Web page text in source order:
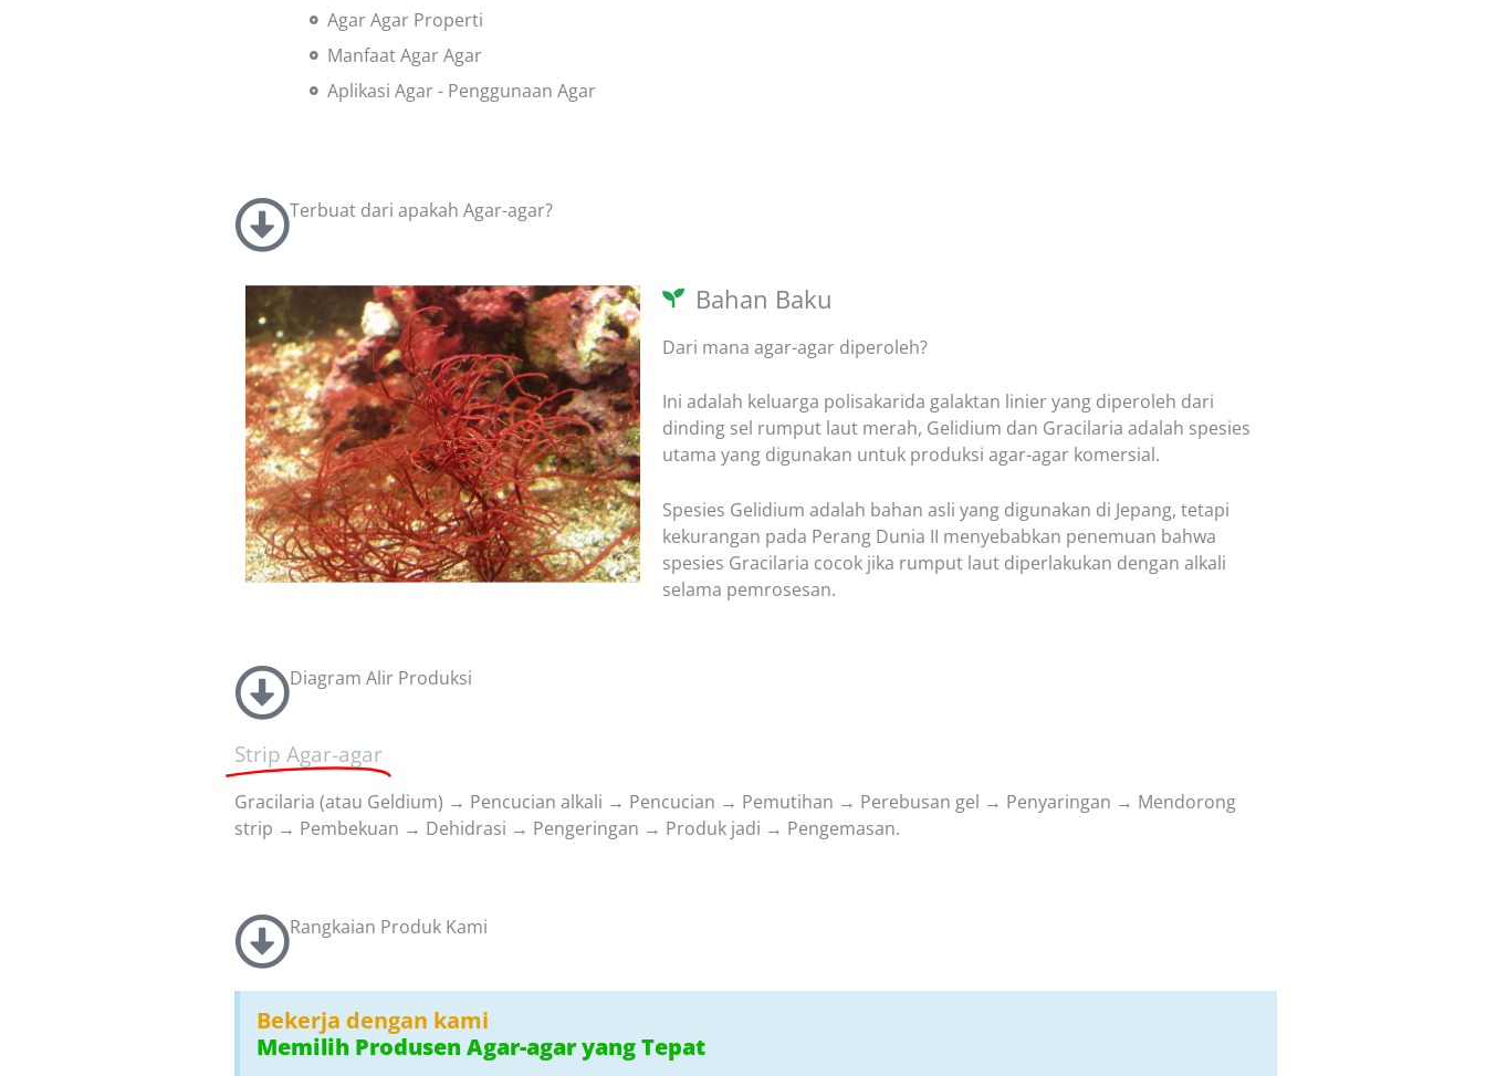
Agar Agar Properti
Manfaat Agar Agar
Aplikasi Agar - Penggunaan Agar
Terbuat dari apakah Agar-agar?
Bahan Baku
Dari mana agar-agar diperoleh?
Ini adalah keluarga polisakarida galaktan linier yang diperoleh dari
dinding sel rumput laut merah, Gelidium dan Gracilaria adalah spesies
utama yang digunakan untuk produksi agar-agar komersial.
Spesies Gelidium adalah bahan asli yang digunakan di Jepang, tetapi
kekurangan pada Perang Dunia II menyebabkan penemuan bahwa
spesies Gracilaria cocok jika rumput laut diperlakukan dengan alkali
selama pemrosesan.
Diagram Alir Produksi
Strip Agar-agar
Gracilaria (atau Geldium) → Pencucian alkali → Pencucian → Pemutihan → Perebusan gel → Penyaringan → Mendorong
strip → Pembekuan → Dehidrasi → Pengeringan → Produk jadi → Pengemasan.
Rangkaian Produk Kami
Bekerja dengan kami
Memilih Produsen Agar-agar yang Tepat